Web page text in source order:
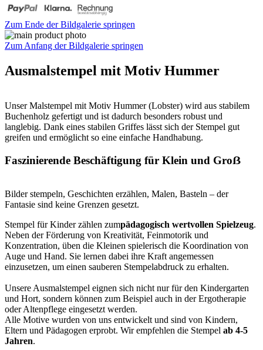
Zum Ende der Bildgalerie springen
Zum Anfang der Bildgalerie springen
Ausmalstempel mit Motiv Hummer
Unser Malstempel mit Motiv Hummer (Lobster) wird aus stabilem
Buchenholz gefertigt und ist dadurch besonders robust und
langlebig. Dank eines stabilen Griffes lässt sich der Stempel gut
greifen und ermöglicht so eine einfache Handhabung.
Faszinierende Beschäftigung für Klein und Groẞ
Bilder stempeln, Geschichten erzählen, Malen, Basteln – der
Fantasie sind keine Grenzen gesetzt.
Stempel für Kinder zählen zumpädagogisch wertvollen Spielzeug.
Neben der Förderung von Kreativität, Feinmotorik und
Konzentration, üben die Kleinen spielerisch die Koordination von
Auge und Hand. Sie lernen dabei ihre Kraft angemessen
einzusetzen, um einen sauberen Stempelabdruck zu erhalten.
Unsere Ausmalstempel eignen sich nicht nur für den Kindergarten
und Hort, sondern können zum Beispiel auch in der Ergotherapie
oder Altenpflege eingesetzt werden.
Alle Motive wurden von uns entwickelt und sind von Kindern,
Eltern und Pädagogen erprobt. Wir empfehlen die Stempel ab 4-5
Jahren.